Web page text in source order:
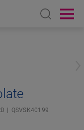
Open
QSVSK40199